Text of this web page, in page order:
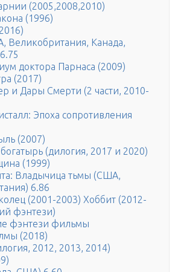
(2005,2008,2010)
(1996)
Великобритания, Канада,
доктора Парнаса (2009)
(2017)
и Дары Смерти (2 части, 2010-
Эпоха сопротивления
(2007)
(дилогия, 2017 и 2020)
(1999)
Владычица тьмы (США,
6.86
(2001-2003) Хоббит (2012-
фэнтези)
фэнтези фильмы
(2018)
2012, 2013, 2014)